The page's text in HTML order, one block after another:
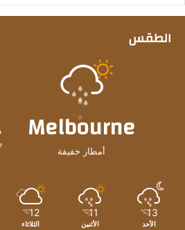
الطقس
Melbourne
أمطار خفيفة
13
℃
الأحد
11
℃
الأثنين
12
℃
الثلاثاء